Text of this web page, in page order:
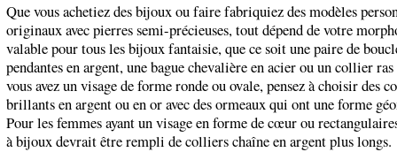
Que vous achetiez des bijoux ou faire fabriquiez des modèles
originaux avec pierres semi-précieuses, tout dépend de votre
valable pour tous les bijoux fantaisie, que ce soit une paire de
pendantes en argent, une bague chevalière en acier ou un collier
vous avez un visage de forme ronde ou ovale, pensez à choisir des
brillants en argent ou en or avec des ormeaux qui ont une forme
Pour les femmes ayant un visage en forme de cœur ou
à bijoux devrait être rempli de colliers chaîne en argent plus longs.